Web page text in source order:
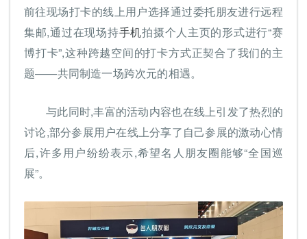
前往现场打卡的线上用户选择通过委托朋友进行远程
集邮,通过在现场持手机拍摄个人主页的形式进行“赛
博打卡”,这种跨越空间的打卡方式正契合了我们的主
题——共同制造一场跨次元的相遇。
与此同时,丰富的活动内容也在线上引发了热烈的
讨论,部分参展用户在线上分享了自己参展的激动心情
后,许多用户纷纷表示,希望名人朋友圈能够“全国巡
展”。